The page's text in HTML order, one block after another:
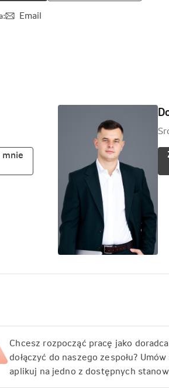
Email
mnie
Chcesz rozpocząć pracę jako
dołączyć do naszego zespołu?
aplikuj na jedno z dostępnych